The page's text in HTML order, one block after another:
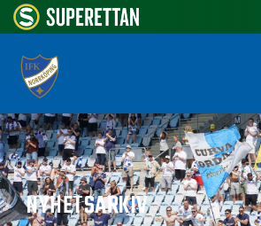
NYHETSARKIV